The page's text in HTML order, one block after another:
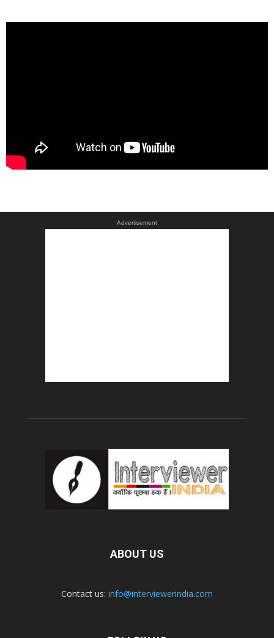
Advertisement
ABOUT US
Contact us: info@interviewerindia.com